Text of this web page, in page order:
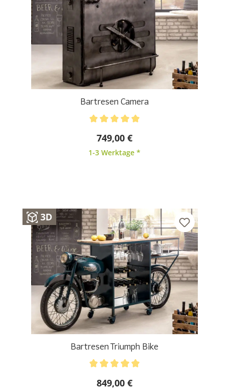
Bartresen Camera
749,00 €
1-3 Werktage *
3D
Bartresen Triumph Bike
849,00 €